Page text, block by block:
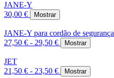
JANE-Y
30,00 €
Mostrar
JANE-Y para cordão de
27,50 € - 29,50 €
Mostrar
JET
21,50 € - 23,50 €
Mostrar